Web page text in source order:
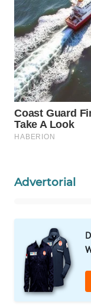
Advertorial
WAHANA
SPORT
WAHANA
UMKM
WAHANA
SELEB
WAHANA
WAHANA
HEALTH
WAHANA
DESA
WISATA